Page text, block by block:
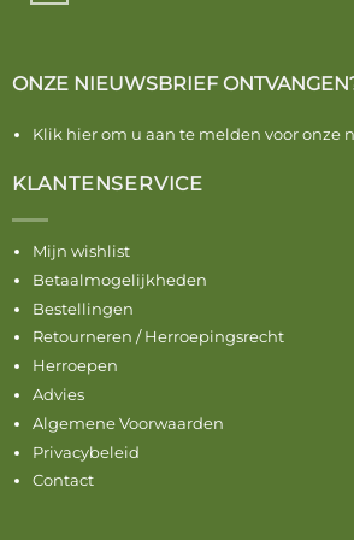
ONZE NIEUWSBRIEF
Klik hier om u aan te melden voor onze
KLANTENSERVICE
Mijn wishlist
Betaalmogelijkheden
Bestellingen
Retourneren / Herroepingsrecht
Herroepen
Advies
Algemene Voorwaarden
Privacybeleid
Contact